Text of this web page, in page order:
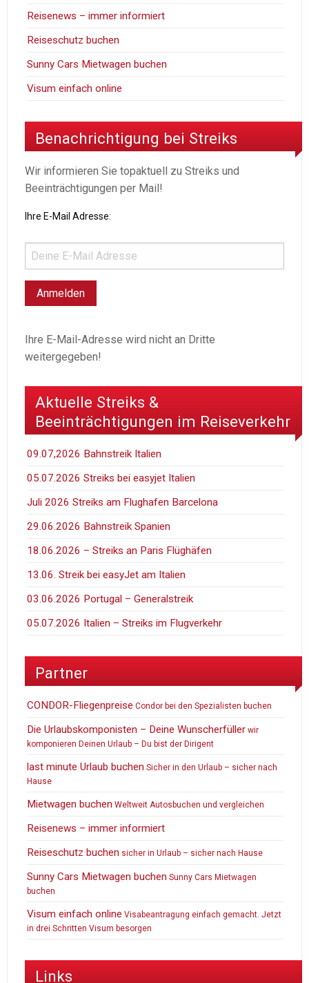
Reisenews – immer informiert
Reiseschutz buchen
Sunny Cars Mietwagen buchen
Visum einfach online
Benachrichtigung bei Streiks
Wir informieren Sie topaktuell zu Streiks und
Beeinträchtigungen per Mail!
Ihre E-Mail Adresse:
Ihre E-Mail-Adresse wird nicht an Dritte
weitergegeben!
Aktuelle Streiks &
Beeinträchtigungen im Reiseverkehr
09.07,2026 Bahnstreik Italien
05.07.2026 Streiks bei easyjet Italien
Juli 2026 Streiks am Flughafen Barcelona
29.06.2026 Bahnstreik Spanien
18.06.2026 – Streiks an Paris Flüghäfen
13.06. Streik bei easyJet am Italien
03.06.2026 Portugal – Generalstreik
05.07.2026 Italien – Streiks im Flugverkehr
Partner
CONDOR-Fliegenpreise Condor bei den Spezialisten buchen
Die Urlaubskomponisten – Deine Wunscherfüller wir
komponieren Deinen Urlaub – Du bist der Dirigent
last minute Urlaub buchen Sicher in den Urlaub – sicher nach
Hause
Mietwagen buchen Weltweit Autosbuchen und vergleichen
Reisenews – immer informiert
Reiseschutz buchen sicher in Urlaub – sicher nach Hause
Sunny Cars Mietwagen buchen Sunny Cars Mietwagen
buchen
Visum einfach online Visabeantragung einfach gemacht. Jetzt
in drei Schritten Visum besorgen
Links